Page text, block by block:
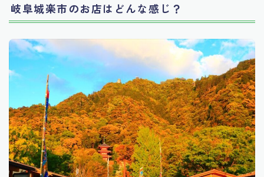
岐阜城楽市のお店はどんな感じ？